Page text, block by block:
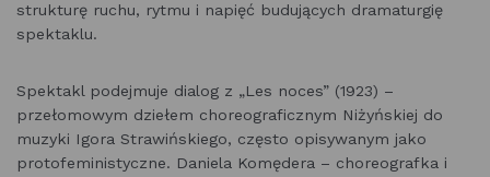
strukturę ruchu, rytmu i napięć budujących dramaturgię
spektaklu.
Spektakl podejmuje dialog z „Les noces” (1923) –
przełomowym dziełem choreograficznym Niżyńskiej do
muzyki Igora Strawińskiego, często opisywanym jako
protofeministyczne. Daniela Komędera – choreografka i